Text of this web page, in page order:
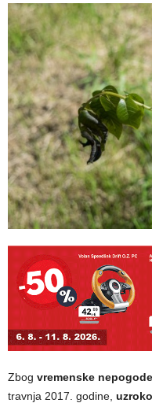
Zbog vremenske nepogode
travnja 2017. godine,